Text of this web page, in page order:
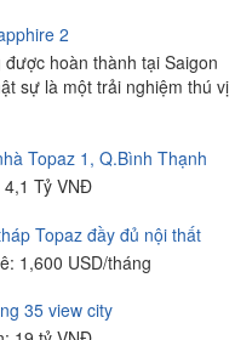
2
hoàn thành tại Saigon
sự là một trải nghiệm thú vị
Topaz 1, Q.Bình Thạnh
4,1 Tỷ VNĐ
Topaz đầy đủ nội thất
1,600 USD/tháng
35 view city